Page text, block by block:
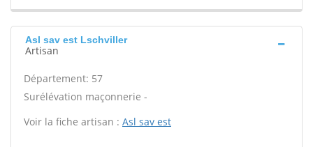
Asl sav est Lschviller
Artisan
Département: 57
Surélévation maçonnerie -
Voir la fiche artisan : Asl sav est